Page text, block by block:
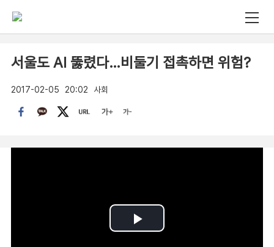
서울도 AI 뚫렸다…비둘기 접촉하면 위험?
2017-02-05 20:02 사회